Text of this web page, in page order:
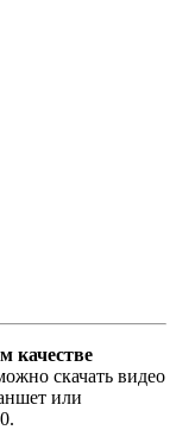
качестве
скачать видео
или